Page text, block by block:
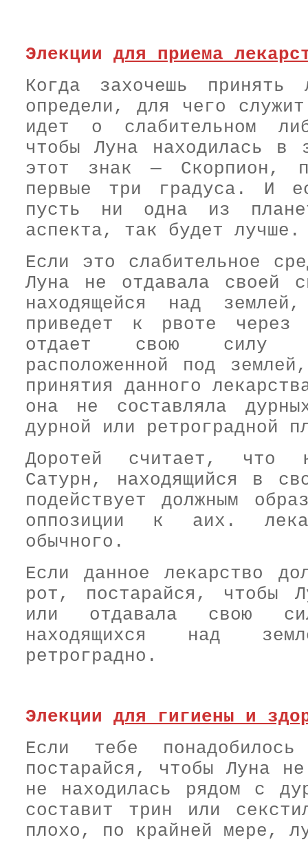
Элекции для приема
Когда захочешь принять
определи, для чего
идет о слабительном
чтобы Луна находилась
этот знак — Скорпион,
первые три градуса. И
пусть ни одна из
аспекта, так будет лучше.
Если это слабительное
Луна не отдавала своей
находящейся над
приведет к рвоте
отдает свою силу
расположенной под
принятия данного
она не составляла
дурной или ретроградной
Доротей считает, что
Сатурн, находящийся в
подействует должным
оппозиции к аих.
обычного.
Если данное лекарство
рот, постарайся, чтобы
или отдавала свою
находящихся над
ретроградно.
Элекции для гигиены и
Если тебе понадобилось
постарайся, чтобы Луна
не находилась рядом с
составит трин или
плохо, по крайней мере,